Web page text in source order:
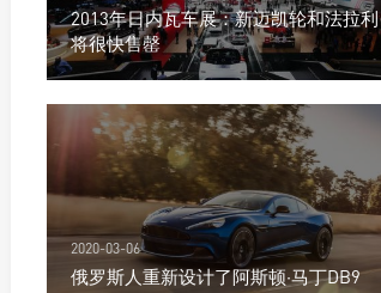
2013年日内瓦车展：新迈凯轮和法拉利
将很快售罄
2020-03-06
俄罗斯人重新设计了阿斯顿·马丁DB9